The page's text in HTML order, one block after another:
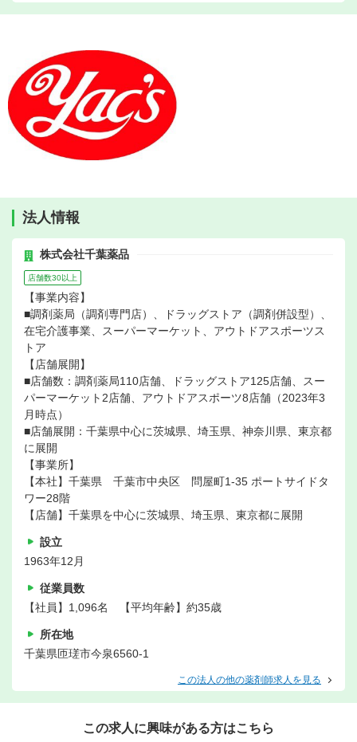
法人情報
株式会社千葉薬品
店舗数30以上
【事業内容】
■調剤薬局（調剤専門店）、ドラッグストア（調剤併設型）、
在宅介護事業、スーパーマーケット、アウトドアスポーツス
トア
【店舗展開】
■店舗数：調剤薬局110店舗、ドラッグストア125店舗、スー
パーマーケット2店舗、アウトドアスポーツ8店舗（2023年3
月時点）
■店舗展開：千葉県中心に茨城県、埼玉県、神奈川県、東京都
に展開
【事業所】
【本社】千葉県 千葉市中央区 問屋町1-35 ポートサイドタ
ワー28階
【店舗】千葉県を中心に茨城県、埼玉県、東京都に展開
設立
1963年12月
従業員数
【社員】1,096名 【平均年齢】約35歳
所在地
千葉県匝瑳市今泉6560-1
この法人の他の薬剤師求人を見る
この求人に興味がある方はこちら